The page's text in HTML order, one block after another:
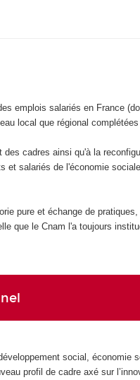
emplois salariés en France
local que régional
cadres ainsi qu'à la
et salariés de l'économie
pure et échange de
que le Cnam l'a toujours
social, économie
profil de cadre axé sur